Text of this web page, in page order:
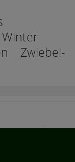
Winter
Zwiebel-